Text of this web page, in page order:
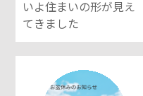
いよ住まいの形が見え
てきました